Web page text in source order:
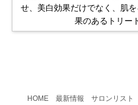
せ、 美白効果だけでなく、肌
果のある トリー
HOME 最新情報 サロンリスト